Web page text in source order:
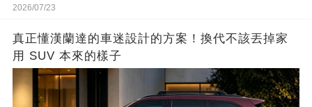
2026/07/23
真正懂漢蘭達的車迷設計的方案！換代不該丟掉家
用 SUV 本來的樣子